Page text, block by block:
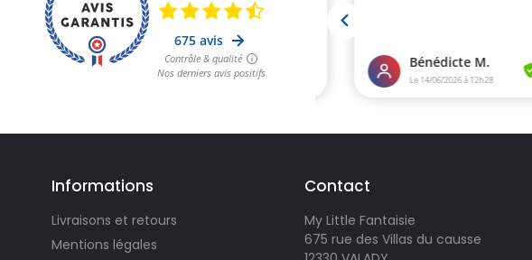
Informations
Livraisons et retours
Mentions légales
Contact
My Little Fantaisie
675 rue des Villas du causse